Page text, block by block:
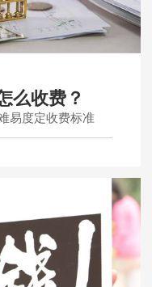
么收费？
易度定收费标准